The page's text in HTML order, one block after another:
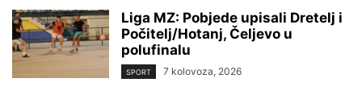
Liga MZ: Pobjede upisali Dretelj i
Počitelj/Hotanj, Čeljevo u
polufinalu
SPORT 7 kolovoza, 2026